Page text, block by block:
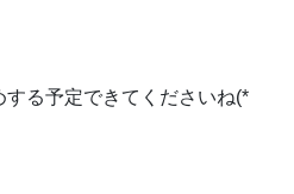
る予定できてくださいね(*